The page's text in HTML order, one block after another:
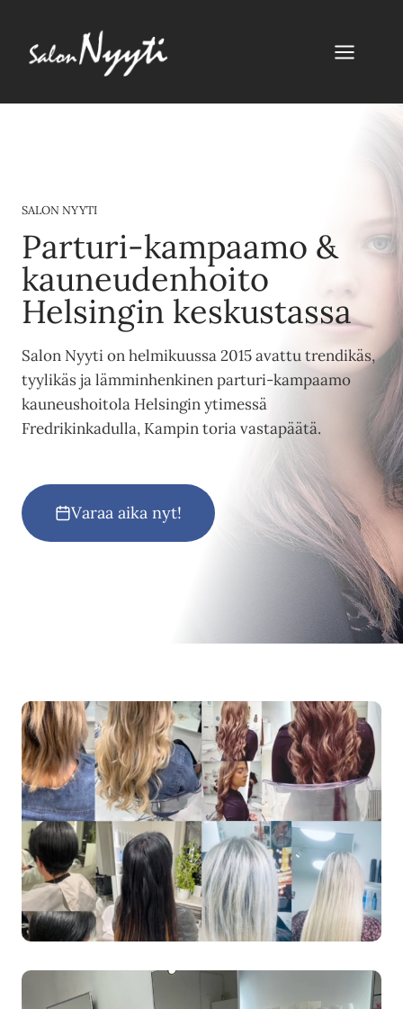
SALON NYYTI
Parturi-kampaamo &
kauneudenhoito
Helsingin keskustassa
Salon Nyyti on helmikuussa 2015 avattu trendikäs,
tyylikäs ja lämminhenkinen parturi-kampaamo
kauneushoitola Helsingin ytimessä
Fredrikinkadulla, Kampin toria vastapäätä.
Varaa aika nyt!